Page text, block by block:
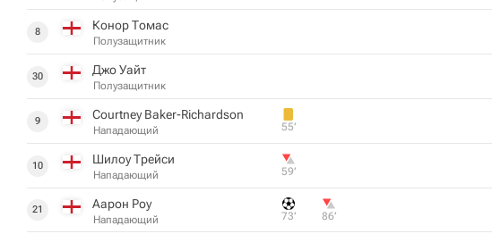
8 Конор Томас
Полузащитник
30 Джо Уайт
Полузащитник
9 Courtney Baker-Richardson
Нападающий 55‎’‎
10 Шилоу Трейси
Нападающий 59‎’‎
21 Аарон Роу
Нападающий 73‎’‎ 86‎’‎